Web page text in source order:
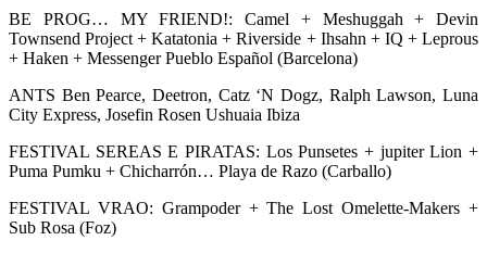
BE PROG… MY FRIEND!: Camel + Meshuggah + Devin
Townsend Project + Katatonia + Riverside + Ihsahn + IQ + Leprous
+ Haken + Messenger Pueblo Español (Barcelona)
ANTS Ben Pearce, Deetron, Catz ‘N Dogz, Ralph Lawson, Luna
City Express, Josefin Rosen Ushuaia Ibiza
FESTIVAL SEREAS E PIRATAS: Los Punsetes + jupiter Lion +
Puma Pumku + Chicharrón… Playa de Razo (Carballo)
FESTIVAL VRAO: Grampoder + The Lost Omelette-Makers +
Sub Rosa (Foz)